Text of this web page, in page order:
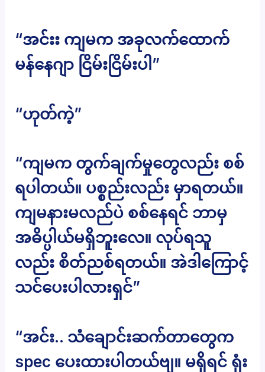
“အင်းး ကျမက အခုလက်ထောက်
မန်နေဂျာ ငြိမ်းငြိမ်းပါ”
“ဟုတ်ကဲ့”
“ကျမက တွက်ချက်မှုတွေလည်း စစ်
ရပါတယ်။ ပစ္စည်းလည်း မှာရတယ်။
ကျမနားမလည်ပဲ စစ်နေရင် ဘာမှ
အဓိပ္ပါယ်မရှိဘူးလေ။ လုပ်ရသူ
လည်း စိတ်ညစ်ရတယ်။ အဲဒါကြောင့်
သင်ပေးပါလားရှင်”
“အင်း.. သံချောင်းဆက်တာတွေက
spec ပေးထားပါတယ်ဗျ။ မရှိရင် ရုံး